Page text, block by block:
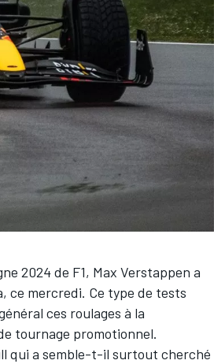
2024 de F1, Max Verstappen a
ce mercredi. Ce type de tests
ces roulages à la
tournage promotionnel.
qui a semble-t-il surtout cherché